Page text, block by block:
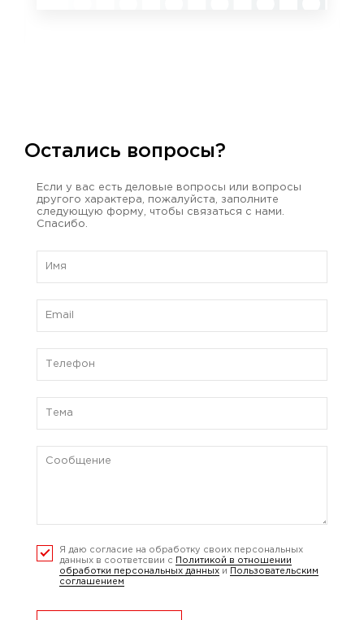
Остались вопросы?
Если у вас есть деловые вопросы или вопросы
другого характера, пожалуйста, заполните
следующую форму, чтобы связаться с нами.
Спасибо.
Я даю согласие на обработку своих персональных
данных в соответсвии с
Политикой в отношении
обработки персональных данных и
Пользовательским
соглашением